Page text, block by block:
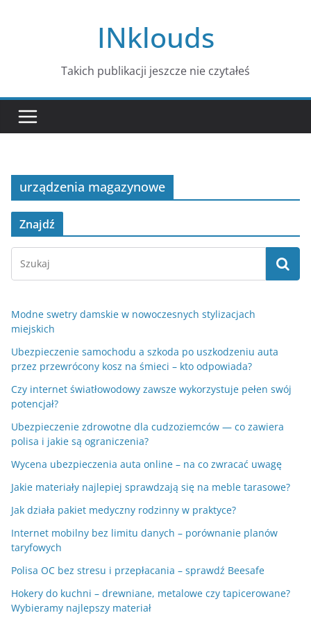
INklouds
Takich publikacji jeszcze nie czytałeś
urządzenia magazynowe
Znajdź
Modne swetry damskie w nowoczesnych stylizacjach
miejskich
Ubezpieczenie samochodu a szkoda po uszkodzeniu auta
przez przewrócony kosz na śmieci – kto odpowiada?
Czy internet światłowodowy zawsze wykorzystuje pełen swój
potencjał?
Ubezpieczenie zdrowotne dla cudzoziemców — co zawiera
polisa i jakie są ograniczenia?
Wycena ubezpieczenia auta online – na co zwracać uwagę
Jakie materiały najlepiej sprawdzają się na meble tarasowe?
Jak działa pakiet medyczny rodzinny w praktyce?
Internet mobilny bez limitu danych – porównanie planów
taryfowych
Polisa OC bez stresu i przepłacania – sprawdź Beesafe
Hokery do kuchni – drewniane, metalowe czy tapicerowane?
Wybieramy najlepszy materiał